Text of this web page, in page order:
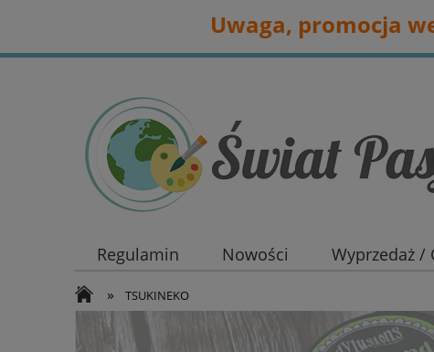
Uwaga, promocja
Regulamin Nowości Wyprzedaż /
» TSUKINEKO